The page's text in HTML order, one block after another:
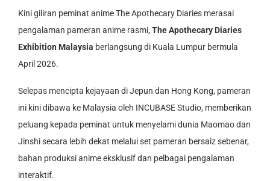
Kini giliran peminat anime The Apothecary Diaries merasai
pengalaman pameran anime rasmi, The Apothecary Diaries
Exhibition Malaysia berlangsung di Kuala Lumpur bermula
April 2026.
Selepas mencipta kejayaan di Jepun dan Hong Kong, pameran
ini kini dibawa ke Malaysia oleh INCUBASE Studio, memberikan
peluang kepada peminat untuk menyelami dunia Maomao dan
Jinshi secara lebih dekat melalui set pameran bersaiz sebenar,
bahan produksi anime eksklusif dan pelbagai pengalaman
interaktif.